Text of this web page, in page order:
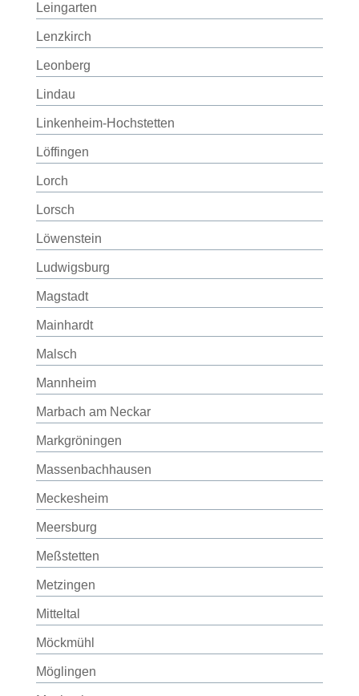
Leingarten
Lenzkirch
Leonberg
Lindau
Linkenheim-Hochstetten
Löffingen
Lorch
Lorsch
Löwenstein
Ludwigsburg
Magstadt
Mainhardt
Malsch
Mannheim
Marbach am Neckar
Markgröningen
Massenbachhausen
Meckesheim
Meersburg
Meßstetten
Metzingen
Mitteltal
Möckmühl
Möglingen